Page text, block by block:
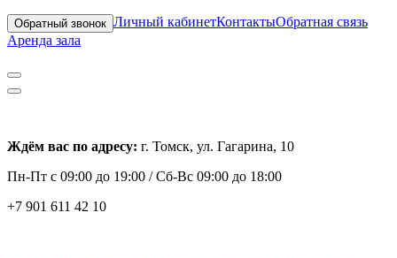
Обратный звонок Личный кабинетКонтактыОбратная связь
Аренда зала
Ждём вас по адресу: г. Томск, ул. Гагарина, 10
Пн-Пт с 09:00 до 19:00 /Сб-Вс 09:00 до 18:00
+7 901 611 42 10